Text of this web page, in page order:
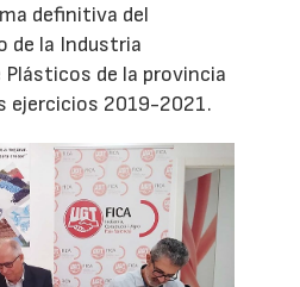
definitiva del
de la Industria
de la provincia
ejercicios 2019-2021.